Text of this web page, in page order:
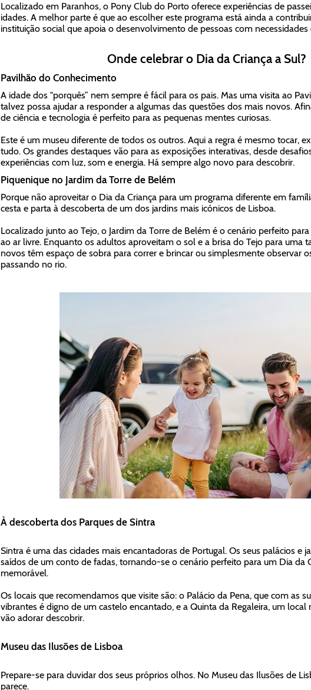
Localizado em Paranhos, o Pony Club do Porto oferece experiências de
idades. A melhor parte é que ao escolher este programa está ainda a
instituição social que apoia o desenvolvimento de pessoas com necessidades
Onde celebrar o Dia da Criança a Sul?
Pavilhão do Conhecimento
A idade dos "porquês” nem sempre é fácil para os pais. Mas uma visita ao
talvez possa ajudar a responder a algumas das questões dos mais novos.
de ciência e tecnologia é perfeito para as pequenas mentes curiosas.
Este é um museu diferente de todos os outros. Aqui a regra é mesmo tocar,
tudo. Os grandes destaques vão para as exposições interativas, desde
experiências com luz, som e energia. Há sempre algo novo para descobrir.
Piquenique no Jardim da Torre de Belém
Porque não aproveitar o Dia da Criança para um programa diferente em
cesta e parta à descoberta de um dos jardins mais icónicos de Lisboa.
Localizado junto ao Tejo, o Jardim da Torre de Belém é o cenário perfeito
ao ar livre. Enquanto os adultos aproveitam o sol e a brisa do Tejo para uma
novos têm espaço de sobra para correr e brincar ou simplesmente observar
passando no rio.
À descoberta dos Parques de Sintra
Sintra é uma das cidades mais encantadoras de Portugal. Os seus palácios e
saídos de um conto de fadas, tornando-se o cenário perfeito para um Dia da
memorável.
Os locais que recomendamos que visite são: o Palácio da Pena, que com as
vibrantes é digno de um castelo encantado, e a Quinta da Regaleira, um
vão adorar descobrir.
Museu das Ilusões de Lisboa
Prepare-se para duvidar dos seus próprios olhos. No Museu das Ilusões de
parece.